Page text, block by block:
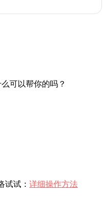
可以帮你的吗？
试试： 详细操作方法